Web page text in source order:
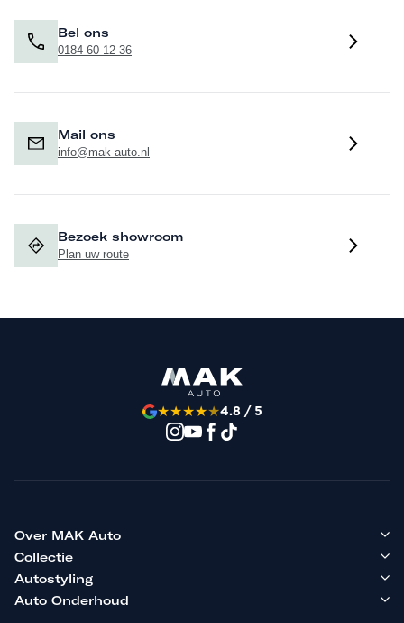
Bel ons
0184 60 12 36
Mail ons
info@mak-auto.nl
Bezoek showroom
Plan uw route
★★★★★4.8 / 5
Over MAK Auto
Collectie
Autostyling
Auto Onderhoud